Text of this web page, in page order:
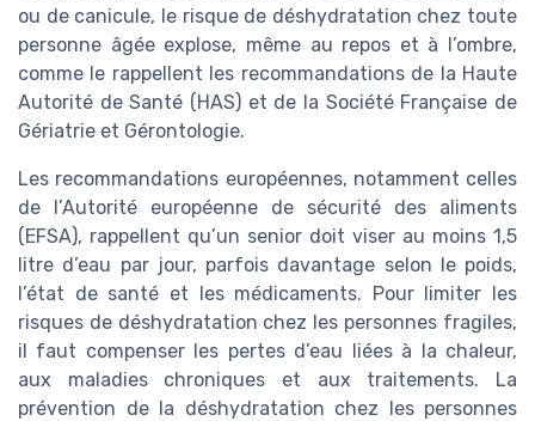
ou de canicule, le risque de déshydratation chez toute
personne âgée explose, même au repos et à l’ombre,
comme le rappellent les recommandations de la Haute
Autorité de Santé (HAS) et de la Société Française de
Gériatrie et Gérontologie.
Les recommandations européennes, notamment celles
de l’Autorité européenne de sécurité des aliments
(EFSA), rappellent qu’un senior doit viser au moins 1,5
litre d’eau par jour, parfois davantage selon le poids,
l’état de santé et les médicaments. Pour limiter les
risques de déshydratation chez les personnes fragiles,
il faut compenser les pertes d’eau liées à la chaleur,
aux maladies chroniques et aux traitements. La
prévention de la déshydratation chez les personnes